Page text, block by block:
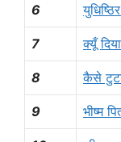
6
7 क्यूँ
8 कैसे
9 भीष्म